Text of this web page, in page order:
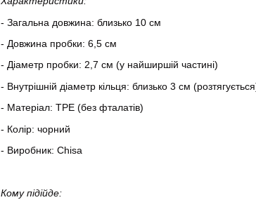
- Загальна довжина: близько 10 см
- Довжина пробки: 6,5 см
- Діаметр пробки: 2,7 см (у найширшій частині)
- Внутрішній діаметр кільця: близько 3 см
- Матеріал: TPE (без фталатів)
- Колір: чорний
- Виробник: Chisa
Кому підійде: